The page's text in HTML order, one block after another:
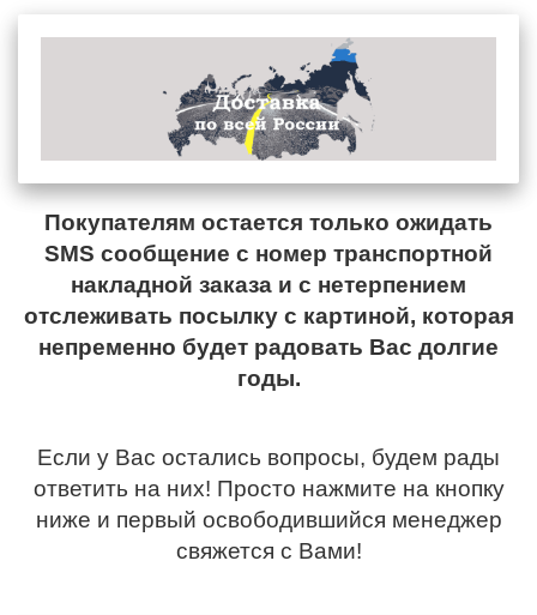
Покупателям остается только ожидать
SMS сообщение с номер транспортной
накладной заказа и с нетерпением
отслеживать посылку с картиной, которая
непременно будет радовать Вас долгие
годы.
Если у Вас остались вопросы, будем рады
ответить на них! Просто нажмите на кнопку
ниже и первый освободившийся менеджер
свяжется с Вами!